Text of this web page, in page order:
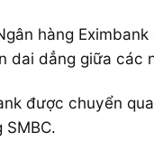
hàng
dai dẳng giữa các
được chuyển